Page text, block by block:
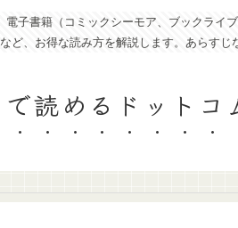
子書籍（コミックシーモア、ブックライ
ど、お得な読み方を解説します。あらすじ
で読めるドットコ